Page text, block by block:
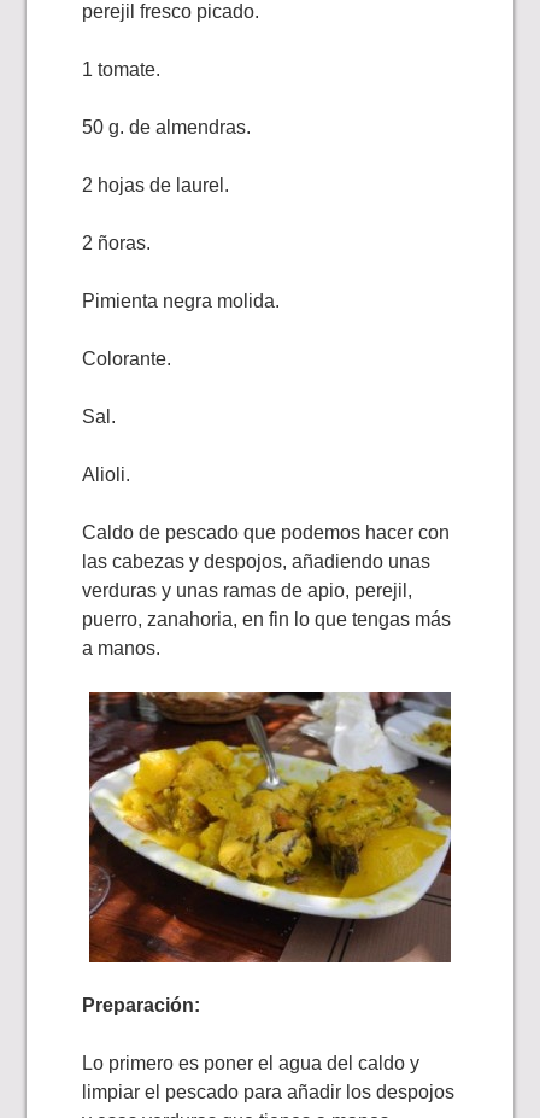
perejil fresco picado.
1 tomate.
50 g. de almendras.
2 hojas de laurel.
2 ñoras.
Pimienta negra molida.
Colorante.
Sal.
Alioli.
Caldo de pescado que podemos hacer con
las cabezas y despojos, añadiendo unas
verduras y unas ramas de apio, perejil,
puerro, zanahoria, en fin lo que tengas más
a manos.
Preparación:
Lo primero es poner el agua del caldo y
limpiar el pescado para añadir los despojos